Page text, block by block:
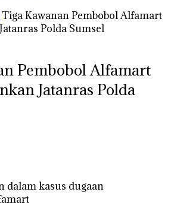
Tiga Kawanan Pembobol Alfamart
Polda Sumsel
Pembobol Alfamart
Jatanras Polda
dalam kasus dugaan